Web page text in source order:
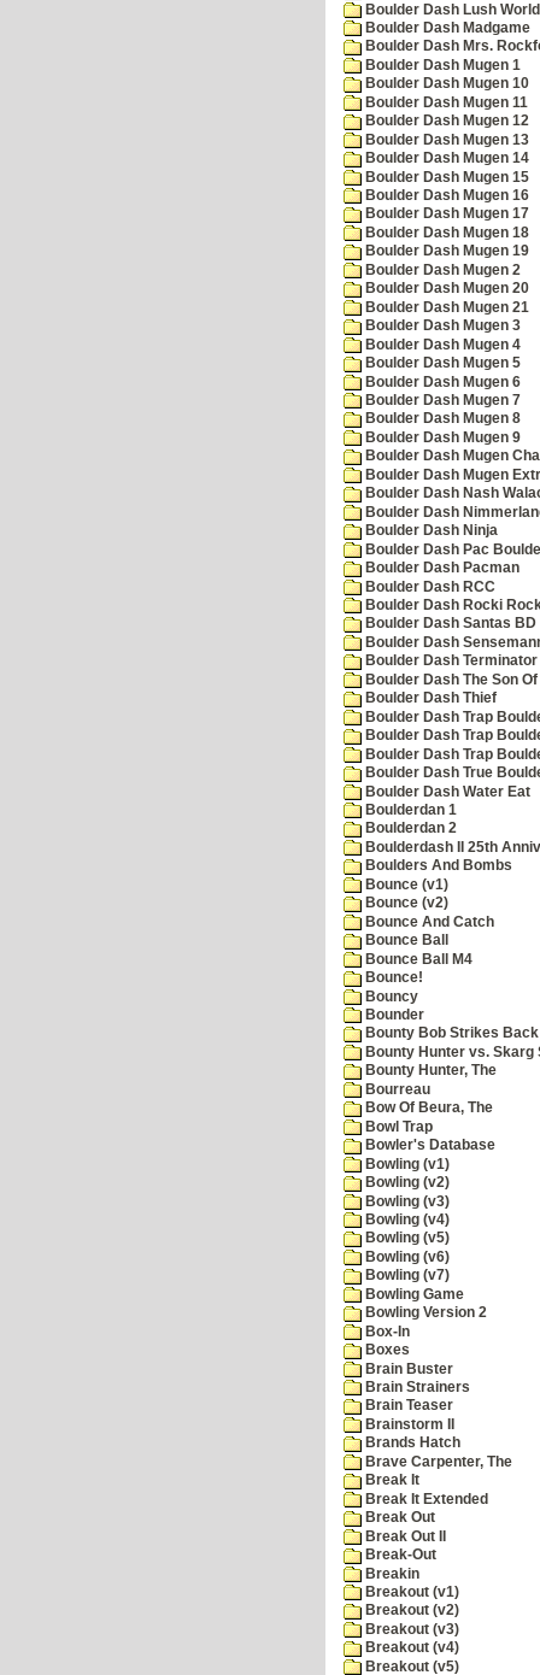
Boulder Dash Lush
Boulder Dash Madgame
Boulder Dash Mrs.
Boulder Dash Mugen 1
Boulder Dash Mugen 10
Boulder Dash Mugen 11
Boulder Dash Mugen 12
Boulder Dash Mugen 13
Boulder Dash Mugen 14
Boulder Dash Mugen 15
Boulder Dash Mugen 16
Boulder Dash Mugen 17
Boulder Dash Mugen 18
Boulder Dash Mugen 19
Boulder Dash Mugen 2
Boulder Dash Mugen 20
Boulder Dash Mugen 21
Boulder Dash Mugen 3
Boulder Dash Mugen 4
Boulder Dash Mugen 5
Boulder Dash Mugen 6
Boulder Dash Mugen 7
Boulder Dash Mugen 8
Boulder Dash Mugen 9
Boulder Dash Mugen
Boulder Dash Mugen
Boulder Dash Nash
Boulder Dash
Boulder Dash Ninja
Boulder Dash Pac
Boulder Dash Pacman
Boulder Dash RCC
Boulder Dash Rocki
Boulder Dash Santas
Boulder Dash
Boulder Dash
Boulder Dash The Son
Boulder Dash Thief
Boulder Dash Trap
Boulder Dash Trap
Boulder Dash Trap
Boulder Dash True
Boulder Dash Water Eat
Boulderdan 1
Boulderdan 2
Boulderdash II 25th
Boulders And Bombs
Bounce (v1)
Bounce (v2)
Bounce And Catch
Bounce Ball
Bounce Ball M4
Bounce!
Bouncy
Bounder
Bounty Bob Strikes
Bounty Hunter vs. Skarg
Bounty Hunter, The
Bourreau
Bow Of Beura, The
Bowl Trap
Bowler's Database
Bowling (v1)
Bowling (v2)
Bowling (v3)
Bowling (v4)
Bowling (v5)
Bowling (v6)
Bowling (v7)
Bowling Game
Bowling Version 2
Box-In
Boxes
Brain Buster
Brain Strainers
Brain Teaser
Brainstorm II
Brands Hatch
Brave Carpenter, The
Break It
Break It Extended
Break Out
Break Out II
Break-Out
Breakin
Breakout (v1)
Breakout (v2)
Breakout (v3)
Breakout (v4)
Breakout (v5)